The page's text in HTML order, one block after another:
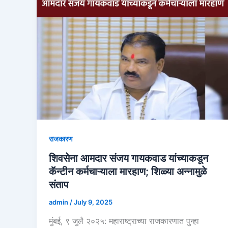
राजकारण
शिवसेना आमदार संजय गायकवाड यांच्याकडून
कॅन्टीन कर्मचाऱ्याला मारहाण; शिळ्या अन्नामुळे
संताप
admin /July 9, 2025
मुंबई, ९ जुलै २०२५: महाराष्ट्राच्या राजकारणात पुन्हा